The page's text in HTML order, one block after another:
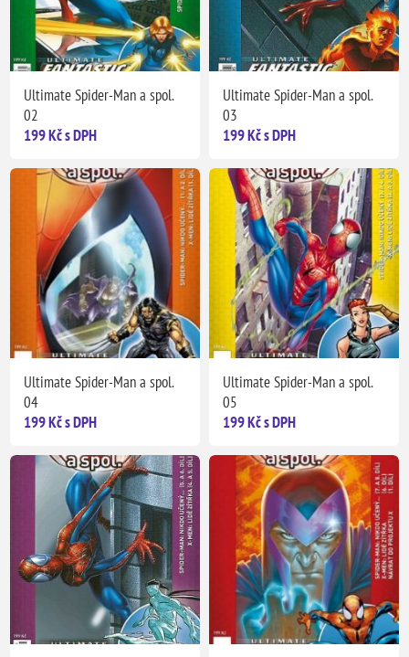
Ultimate Spider-Man a spol.
02
199 Kč s DPH
Ultimate Spider-Man a spol.
03
199 Kč s DPH
Ultimate Spider-Man a spol.
04
199 Kč s DPH
Ultimate Spider-Man a spol.
05
199 Kč s DPH